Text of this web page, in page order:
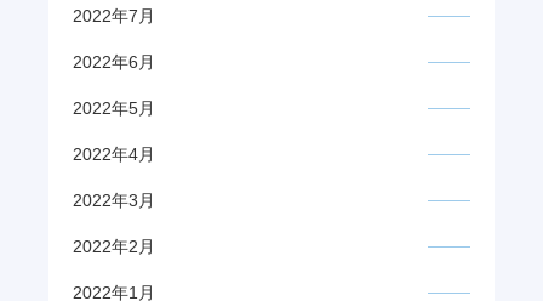
2022年7月
2022年6月
2022年5月
2022年4月
2022年3月
2022年2月
2022年1月